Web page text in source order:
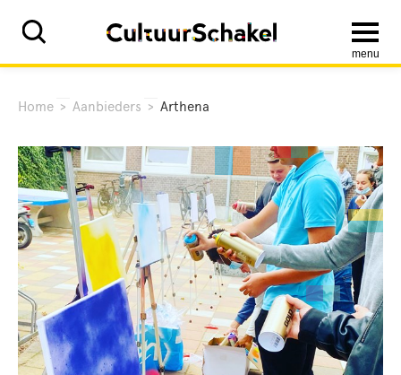
menu
Home > Aanbieders > Arthena